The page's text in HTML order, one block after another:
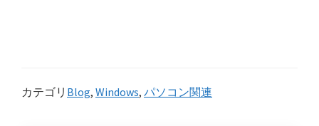
カテゴリ Blog, Windows, パソコン関連